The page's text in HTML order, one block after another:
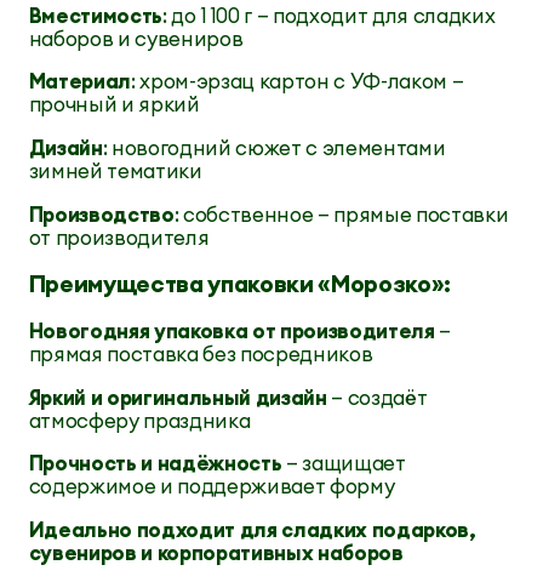
Вместимость: до 1 100 г — подходит для сладких
наборов и сувениров
Материал: хром-эрзац картон с УФ-лаком —
прочный и яркий
Дизайн: новогодний сюжет с элементами
зимней тематики
Производство: собственное — прямые поставки
от производителя
Преимущества упаковки «Морозко»:
Новогодняя упаковка от производителя —
прямая поставка без посредников
Яркий и оригинальный дизайн — создаёт
атмосферу праздника
Прочность и надёжность — защищает
содержимое и поддерживает форму
Идеально подходит для сладких подарков,
сувениров и корпоративных наборов